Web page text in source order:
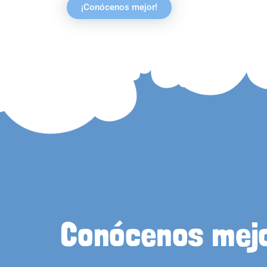
¡Conócenos mejor!
Conócenos